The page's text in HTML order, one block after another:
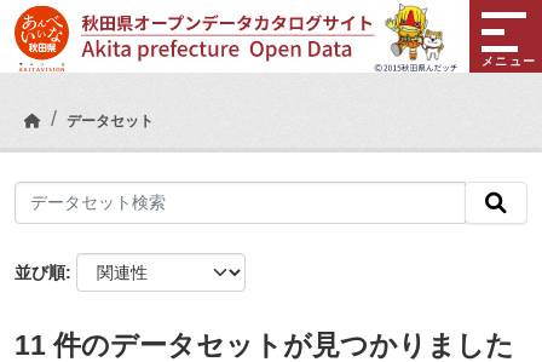
Skip to main content
メニュー
データセット
並び順
11 件のデータセットが見つかりました